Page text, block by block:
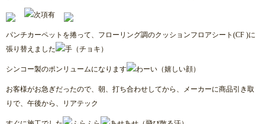
パンチカーペットを捲って、フローリング調のクッションフロアシート(CF )に
張り替えました
シンコー製のポンリュームになります
お客様がお急ぎだったので、朝、打ち合わせしてから、メーカーに商品引き取
りで、午後から、リアテック